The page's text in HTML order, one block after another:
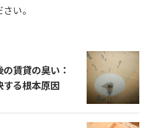
い。
賃貸の臭い：
る根本原因